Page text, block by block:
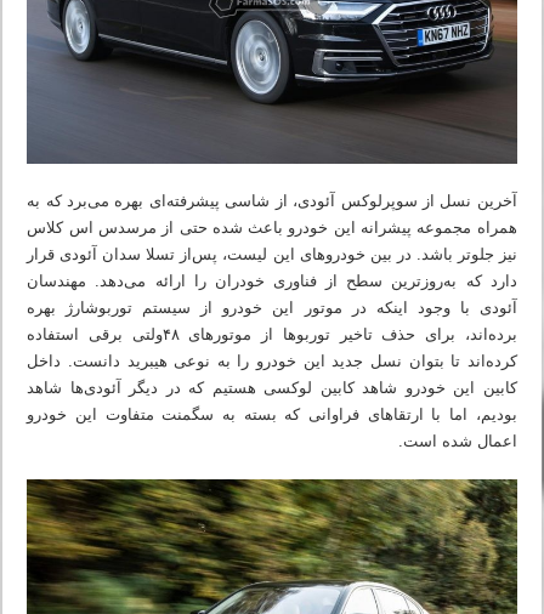
آخرین نسل از سوپرلوکس آئودی، از شاسی‌ پیشرفته‌ای بهره می‌برد که به
همراه مجموعه پیشرانه این خودرو باعث شده حتی از مرسدس اس کلاس
نیز جلوتر باشد. در بین خودروهای این لیست، پس‌از تسلا سدان آئودی قرار
دارد که به‌روزترین سطح از فناوری خودران را ارائه می‌دهد. مهندسان
آئودی با وجود اینکه در موتور این خودرو از سیستم توربوشارژ بهره
برده‌اند، برای حذف تاخیر توربوها از موتورهای ۴۸ولتی برقی استفاده
کرده‌اند تا بتوان نسل جدید این خودرو را به نوعی هیبرید دانست. داخل
کابین این خودرو شاهد کابین لوکسی هستیم که در دیگر آئودی‌ها شاهد
بودیم، اما با ارتقاهای فراوانی که بسته به سگمنت متفاوت این خودرو
اعمال شده است.